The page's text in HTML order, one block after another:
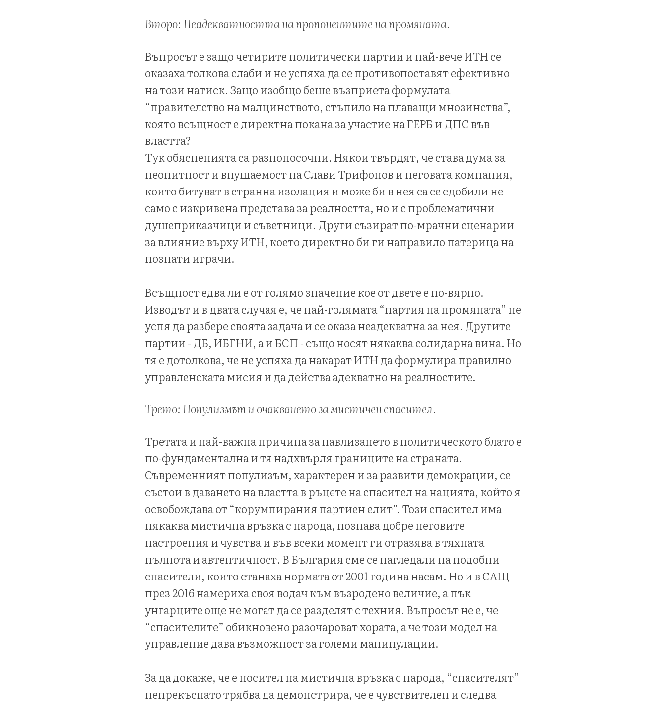
Второ: Неадекватността на пропонентите на промяната.
Въпросът е защо четирите политически партии и най-вече ИТН се
оказаха толкова слаби и не успяха да се противопоставят ефективно
на този натиск. Защо изобщо беше възприета формулата
“правителство на малцинството, стъпило на плаващи мнозинства”,
която всъщност е директна покана за участие на ГЕРБ и ДПС във
властта?
Тук обясненията са разнопосочни. Някои твърдят, че става дума за
неопитност и внушаемост на Слави Трифонов и неговата компания,
които битуват в странна изолация и може би в нея са се сдобили не
само с изкривена представа за реалността, но и с проблематични
душеприказчици и съветници. Други съзират по-мрачни сценарии
за влияние върху ИТН, което директно би ги направило патерица на
познати играчи.
Всъщност едва ли е от голямо значение кое от двете е по-вярно.
Изводът и в двата случая е, че най-голямата “партия на промяната” не
успя да разбере своята задача и се оказа неадекватна за нея. Другите
партии - ДБ, ИБГНИ, а и БСП - също носят някаква солидарна вина. Но
тя е дотолкова, че не успяха да накарат ИТН да формулира правилно
управленската мисия и да действа адекватно на реалностите.
Трето: Популизмът и очакването за мистичен спасител.
Третата и най-важна причина за навлизането в политическото блато е
по-фундаментална и тя надхвърля границите на страната.
Съвременният популизъм, характерен и за развити демокрации, се
състои в даването на властта в ръцете на спасител на нацията, който я
освобождава от “корумпирания партиен елит”. Този спасител има
някаква мистична връзка с народа, познава добре неговите
настроения и чувства и във всеки момент ги отразява в тяхната
пълнота и автентичност. В България сме се нагледали на подобни
спасители, които станаха нормата от 2001 година насам. Но и в САЩ
през 2016 намериха своя водач към възродено величие, а пък
унгарците още не могат да се разделят с техния. Въпросът не е, че
“спасителите” обикновено разочароват хората, а че този модел на
управление дава възможност за големи манипулации.
За да докаже, че е носител на мистична връзка с народа, “спасителят”
непрекъснато трябва да демонстрира, че е чувствителен и следва